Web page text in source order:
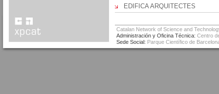
EDIFICA ARQUITECTES
Catalan Network of Science and
Administración y Oficina Técnica: Centro
Sede Social: Parque Científico de